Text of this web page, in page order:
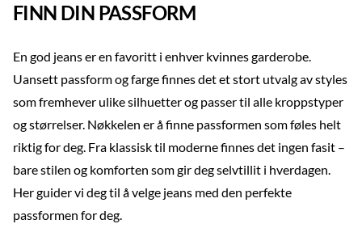
FINN DIN PASSFORM
En god jeans er en favoritt i enhver kvinnes garderobe.
Uansett passform og farge finnes det et stort utvalg av styles
som fremhever ulike silhuetter og passer til alle kroppstyper
og størrelser. Nøkkelen er å finne passformen som føles helt
riktig for deg. Fra klassisk til moderne finnes det ingen fasit –
bare stilen og komforten som gir deg selvtillit i hverdagen.
Her guider vi deg til å velge jeans med den perfekte
passformen for deg.